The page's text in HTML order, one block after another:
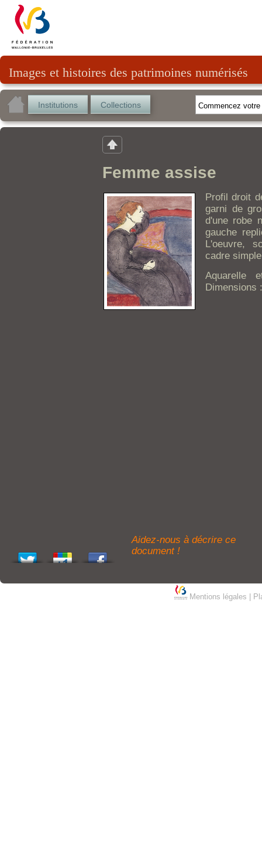
Images et histoires des patrimoines numérisés
Institutions Collections
Femme assise
Profil droit
garni de
d'une robe
gauche
L'oeuvre,
cadre
Aquarelle
Dimensions
Aidez-nous à décrire ce
document !
Mentions légales